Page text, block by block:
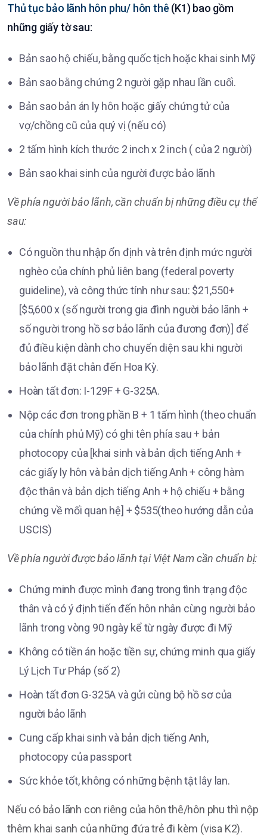
Thủ tục bảo lãnh hôn phu/ hôn thê (K1) bao gồm
những giấy tờ sau:
Bản sao hộ chiếu, bằng quốc tịch hoặc khai sinh Mỹ
Bản sao bằng chứng 2 người gặp nhau lần cuối.
Bản sao bản án ly hôn hoặc giấy chứng tử của
vợ/chồng cũ của quý vị (nếu có)
2 tấm hình kích thước 2 inch x 2 inch ( của 2 người)
Bản sao khai sinh của người được bảo lãnh
Về phía người bảo lãnh, cần chuẩn bị những điều cụ thể
sau:
Có nguồn thu nhập ổn định và trên định mức người
nghèo của chính phủ liên bang (federal poverty
guideline), và công thức tính như sau: $21,550+
[$5,600 x (số người trong gia đình người bảo lãnh +
số người trong hồ sơ bảo lãnh của đương đơn)] để
đủ điều kiện dành cho chuyển diện sau khi người
bảo lãnh đặt chân đến Hoa Kỳ.
Hoàn tất đơn: I-129F + G-325A.
Nộp các đơn trong phần B + 1 tấm hình (theo chuẩn
của chính phủ Mỹ) có ghi tên phía sau + bản
photocopy của [khai sinh và bản dịch tiếng Anh +
các giấy ly hôn và bản dịch tiếng Anh + công hàm
độc thân và bản dịch tiếng Anh + hộ chiếu + bằng
chứng về mối quan hệ] + $535(theo hướng dẫn của
USCIS)
Về phía người được bảo lãnh tại Việt Nam cần chuẩn bị:
Chứng minh được mình đang trong tình trạng độc
thân và có ý định tiến đến hôn nhân cùng người bảo
lãnh trong vòng 90 ngày kể từ ngày được đi Mỹ
Không có tiền án hoặc tiền sự, chứng minh qua giấy
Lý Lịch Tư Pháp (số 2)
Hoàn tất đơn G-325A và gửi cùng bộ hồ sơ của
người bảo lãnh
Cung cấp khai sinh và bản dịch tiếng Anh,
photocopy của passport
Sức khỏe tốt, không có những bệnh tật lây lan.
Nếu có bảo lãnh con riêng của hôn thê/hôn phu thì nộp
thêm khai sanh của những đứa trẻ đi kèm (visa K2).